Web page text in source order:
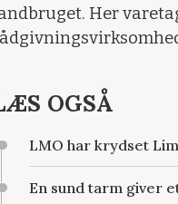
Her
OGSÅ
LMO har krydset
En sund tarm giver